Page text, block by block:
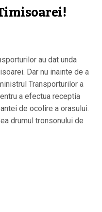
au dat unda
Dar nu inainte de a
Transporturilor a
a efectua receptia
de ocolire a orasului.
drumul tronsonului de